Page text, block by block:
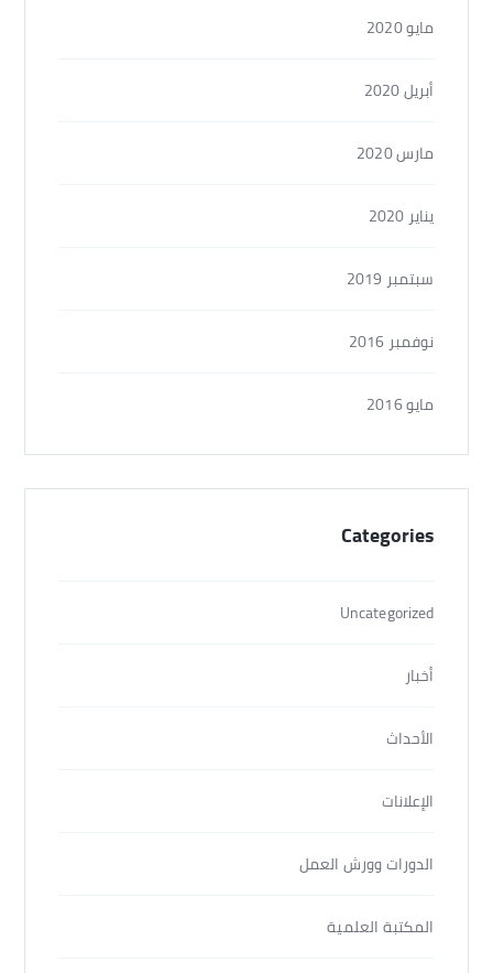
مايو 2020
أبريل 2020
مارس 2020
يناير 2020
سبتمبر 2019
نوفمبر 2016
مايو 2016
Categories
Uncategorized
أخبار
الأحداث
الإعلانات
الدورات وورش العمل
المكتبة العلمية